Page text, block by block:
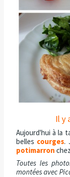
Il y
Aujourd'hui à la
belles courges.
potimarron
Toutes les
montées avec